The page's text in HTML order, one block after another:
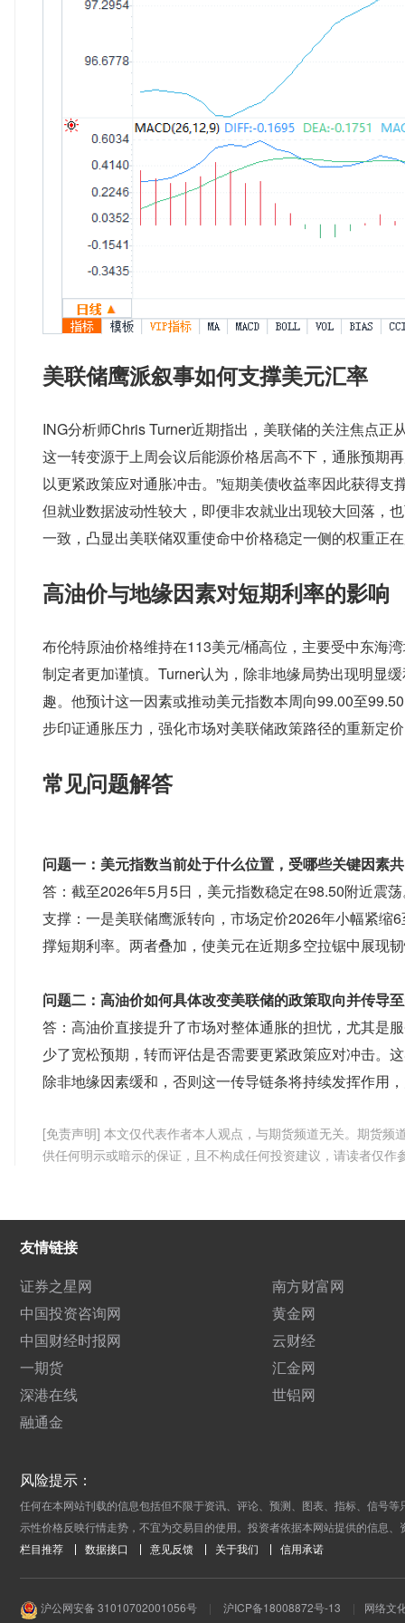
美联储鹰派叙事如何支撑美元汇率
ING分析师Chris Turner近期指出，美联储的关注焦点
这一转变源于上周会议后能源价格居高不下，通胀预期
以更紧政策应对通胀冲击。”短期美债收益率因此获得
但就业数据波动性较大，即便非农就业出现较大回落，
一致，凸显出美联储双重使命中价格稳定一侧的权重正
高油价与地缘因素对短期利率的影响
布伦特原油价格维持在113美元/桶高位，主要受中东海
制定者更加谨慎。Turner认为，除非地缘局势出现明显
趣。他预计这一因素或推动美元指数本周向99.00至
步印证通胀压力，强化市场对美联储政策路径的重新定
常见问题解答
问题一：美元指数当前处于什么位置，受哪些关键因素
答：截至2026年5月5日，美元指数稳定在98.50附近震
支撑：一是美联储鹰派转向，市场定价2026年小幅紧
撑短期利率。两者叠加，使美元在近期多空拉锯中展现
问题二：高油价如何具体改变美联储的政策取向并传导
答：高油价直接提升了市场对整体通胀的担忧，尤其是
少了宽松预期，转而评估是否需要更紧政策应对冲击。
除非地缘因素缓和，否则这一传导链条将持续发挥作用
[免责声明] 本文仅代表作者本人观点，与期货频道无关。期货
供任何明示或暗示的保证，且不构成任何投资建议，请读者仅作
友情链接
证券之星网
南方财富网
中国投资咨询网
黄金网
中国财经时报网
云财经
一期货
汇金网
深港在线
世铝网
融通金
风险提示：
任何在本网站刊载的信息包括但不限于资讯、评论、预测、图表、指标、信号
示性价格反映行情走势，不宜为交易目的使用。投资者依据本网站提供的信息
栏目推荐
数据接口 意见反馈 关于我们 信用承诺
沪公网安备 31010702001056号 | 沪ICP备18008872号-13 |
网络文